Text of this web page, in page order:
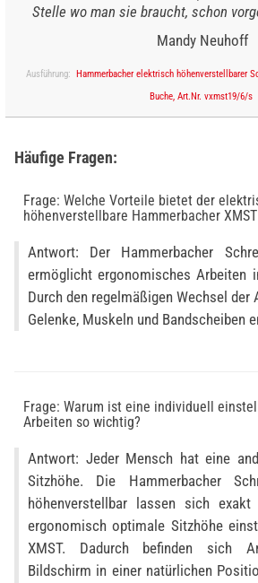
Stelle wo man sie braucht, schon
Mandy Neuhoff
Ausführung:
Hammerbacher elektrisch höhenverstellbarer
Buche, Art.Nr. vxmst19/6/s
Häufige Fragen:
Frage: Welche Vorteile bietet der
höhenverstellbare Hammerbacher
Antwort: Der Hammerbacher
ermöglicht ergonomisches Arbeiten
Durch den regelmäßigen Wechsel der
Gelenke, Muskeln und Bandscheiben
Frage: Warum ist eine individuell
Arbeiten so wichtig?
Antwort: Jeder Mensch hat eine
Sitzhöhe. Die Hammerbacher
höhenverstellbar lassen sich
ergonomisch optimale Sitzhöhe
XMST. Dadurch befinden sich
Bildschirm in einer natürlichen